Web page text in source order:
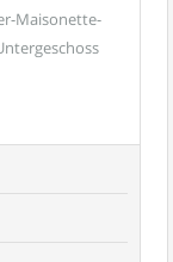
Maisonette-